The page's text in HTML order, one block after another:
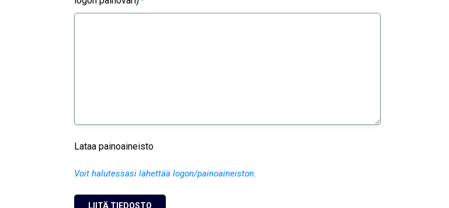
Lataa painoaineisto
Voit halutessasi lähettää logon/painoaineiston.